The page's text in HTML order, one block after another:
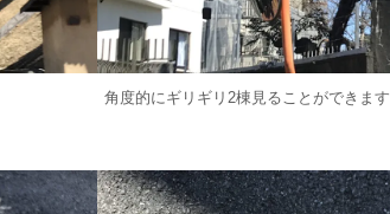
角度的にギリギリ2棟見ることができます